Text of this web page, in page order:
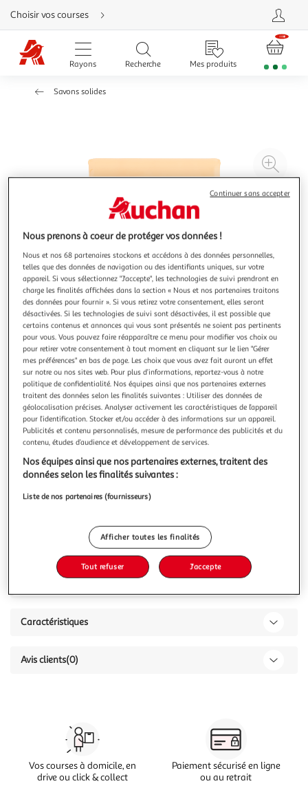
Aller
directement
au
contenu
Aller
directement
Aller
besoin
Choisir vos courses
Rayons Recherche Mes produits
Savons solides
à
Illustration
précédente
Illustration
suivante
COSMIA
Savon solide fdoux à la fleur d'oranger et huile
d'argan
Ce savon doux Cosmia deviendra vite un incontournable de
votre salle de bain ! Sa formule enrichie en huile d'argan et
fleur d'oranger lave la peau en douceur et convient
parfaitement à tous les types de peaux. Fabriqué en
Europe
En savoir +
360g 4 savons
Caractéristiques
Avis clients(0)
Vos courses à domicile, en
drive ou click & collect
Paiement sécurisé en ligne
ou au retrait
Nous prenons à coeur de protéger vos données !
Nous et nos 68 partenaires stockons et accédons à des données personnelles,
telles que des données de navigation ou des identifiants uniques, sur votre
appareil. Si vous sélectionnez "J'accepte", les technologies de suivi prendront en
charge les finalités affichées dans la section « Nous et nos partenaires traitons
des données pour fournir ». Si vous retirez votre consentement, elles seront
désactivées. Si les technologies de suivi sont désactivées, il est possible que
certains contenus et annonces qui vous sont présentés ne soient pas pertinents
pour vous. Vous pouvez faire réapparaître ce menu pour modifier vos choix ou
pour retirer votre consentement à tout moment en cliquant sur le lien "Gérer
mes préférences" en bas de page. Les choix que vous avez fait auront un effet
sur notre ou nos sites web. Pour plus d’informations, reportez-vous à notre
politique de confidentialité. Nos équipes ainsi que nos partenaires externes
traitent des données selon les finalités suivantes : Utiliser des données de
géolocalisation précises. Analyser activement les caractéristiques de l’appareil
pour l’identification. Stocker et/ou accéder à des informations sur un appareil.
Publicités et contenu personnalisés, mesure de performance des publicités et du
contenu, études d’audience et développement de services.
Nos équipes ainsi que nos partenaires externes, traitent des
données selon les finalités suivantes :
Liste de nos partenaires (fournisseurs)
Afficher toutes les finalités
Tout refuser J'accepte
Continuer sans accepter